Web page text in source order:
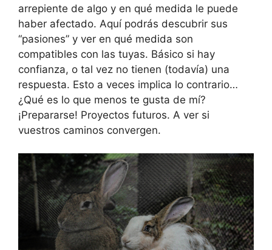
arrepiente de algo y en qué medida le puede
haber afectado. Aquí podrás descubrir sus
“pasiones” y ver en qué medida son
compatibles con las tuyas. Básico si hay
confianza, o tal vez no tienen (todavía) una
respuesta. Esto a veces implica lo contrario…
¿Qué es lo que menos te gusta de mí?
¡Prepararse! Proyectos futuros. A ver si
vuestros caminos convergen.